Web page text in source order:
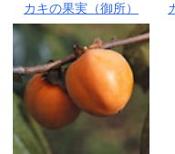
カキの果実（御所）